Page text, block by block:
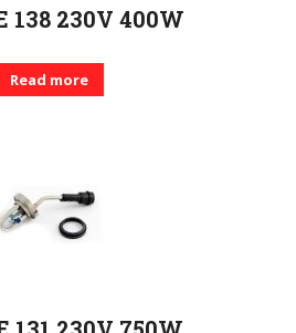
138 230V 400W
Read more